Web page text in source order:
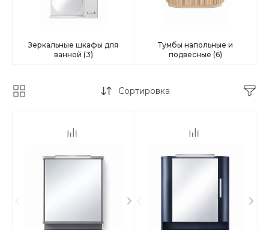
Зеркальные шкафы для
ванной (3)
Тумбы напольные и
подвесные (6)
Сортировка